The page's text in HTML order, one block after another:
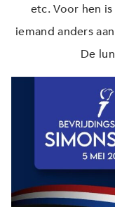
etc. Voor hen
iemand anders
De